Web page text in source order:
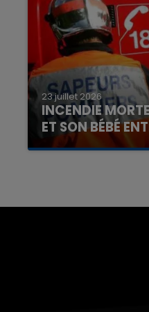
23 juillet 2026
INCENDIE
ET SON BÉBÉ
Un homme s'est